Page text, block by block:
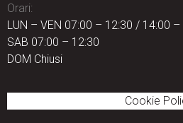
Orari:
LUN – VEN 07:00 – 12:30 / 14:00 –
SAB 07:00 – 12:30
DOM Chiusi
Cookie